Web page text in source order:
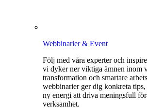
Webbinarier & Event
Följ med våra experter och
vi dyker ner viktiga ämnen inom
transformation och smartare
webbinarier ger dig konkreta
ny energi att driva meningsfull
verksamhet.